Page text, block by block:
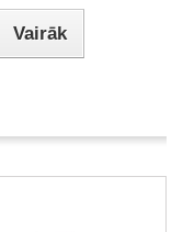
Vairāk